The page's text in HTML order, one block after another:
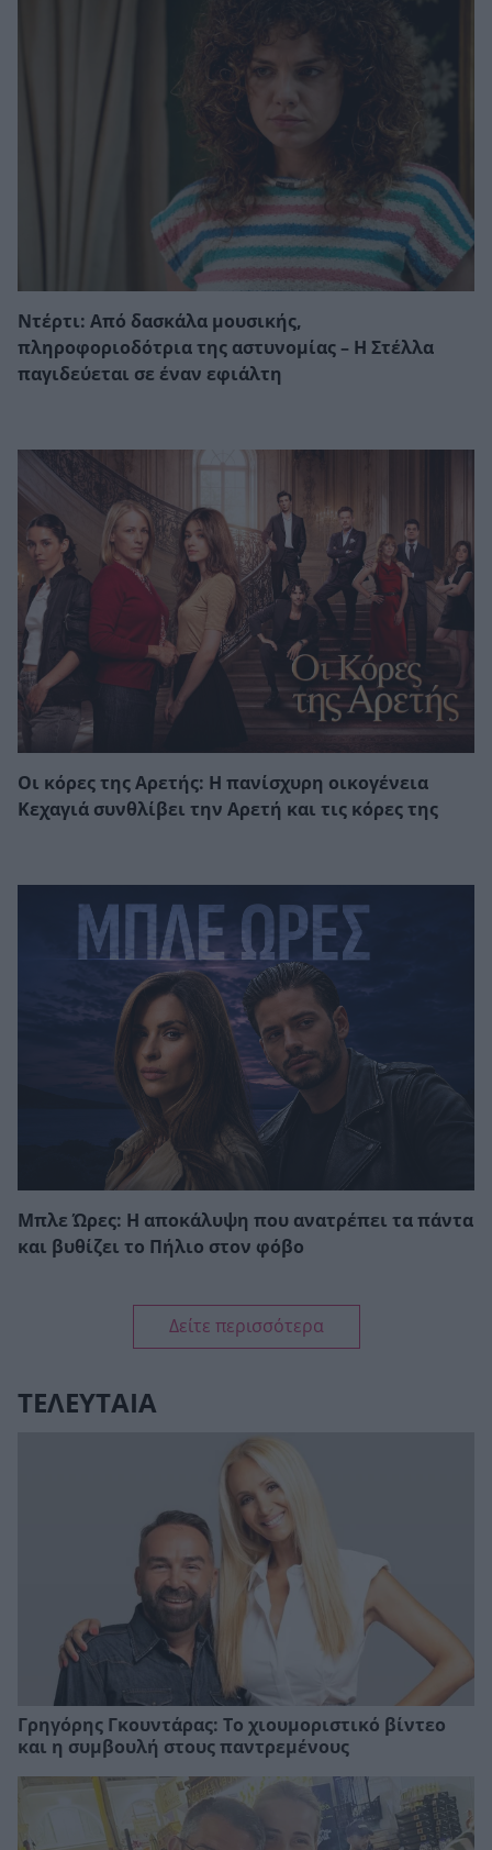
Ντέρτι: Από δασκάλα μουσικής,
πληροφοριοδότρια της αστυνομίας – Η Στέλλα
παγιδεύεται σε έναν εφιάλτη
Οι κόρες της Αρετής: Η πανίσχυρη οικογένεια
Κεχαγιά συνθλίβει την Αρετή και τις κόρες της
Μπλε Ώρες: Η αποκάλυψη που ανατρέπει τα πάντα
και βυθίζει το Πήλιο στον φόβο
Δείτε περισσότερα
ΤΕΛΕΥΤΑΙΑ
Γρηγόρης Γκουντάρας: Το χιουμοριστικό βίντεο
και η συμβουλή στους παντρεμένους